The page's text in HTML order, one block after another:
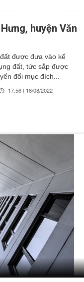
huyện Văn
được đưa vào kế
đất, tức sắp được
đổi mục đích...
17:56 | 16/08/2022